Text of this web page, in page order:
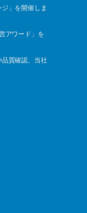
」を開催しま
アワード」を
質確認、当社